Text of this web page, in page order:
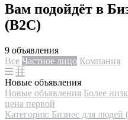
Вам подойдёт в
(B2C)
9 объявления
Все Частное лицо Компания
Новые объявления
Новые объявления Более
цена первой
Категория: Бизнес для людей